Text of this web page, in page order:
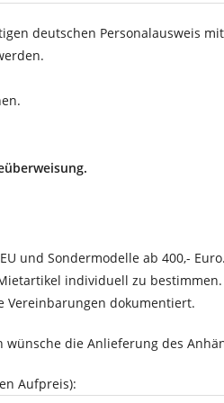
deutschen Personalausweis
und Sondermodelle ab 400,- Euro.
individuell zu bestimmen.
Vereinbarungen dokumentiert.
wünsche die Anlieferung des
Aufpreis):